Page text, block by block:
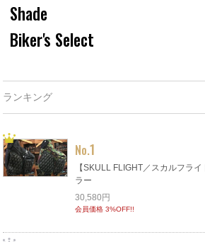
Shade
Biker's Select
ランキング
No.1
【SKULL FLIGHT／スカルフ
ラー
30,580円
会員価格 3%OFF!!